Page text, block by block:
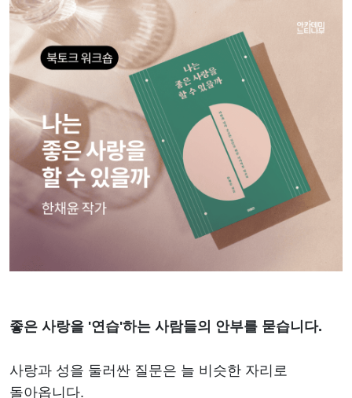
좋은 사랑을 '연습'하는 사람들의 안부를 묻습니다.
사랑과 성을 둘러싼 질문은 늘 비슷한 자리로
돌아옵니다.